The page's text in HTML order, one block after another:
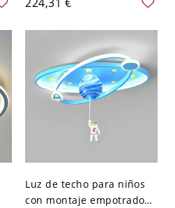
110 A 120 V
Luz de techo para niños
con montaje empotrado